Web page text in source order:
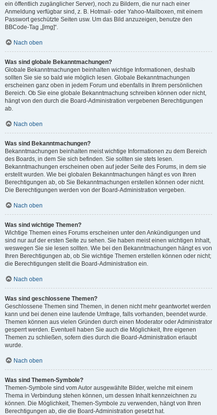
ein öffentlich zugänglicher Server), noch zu Bildern, die nur nach einer
Anmeldung verfügbar sind, z. B. Hotmail- oder Yahoo-Mailboxen, mit einem
Passwort geschützte Seiten usw. Um das Bild anzuzeigen, benutze den
BBCode-Tag „[img]“.
Nach oben
Was sind globale Bekanntmachungen?
Globale Bekanntmachungen beinhalten wichtige Informationen, deshalb
sollten Sie sie so bald wie möglich lesen. Globale Bekanntmachungen
erscheinen ganz oben in jedem Forum und ebenfalls in Ihrem persönlichen
Bereich. Ob Sie eine globale Bekanntmachung schreiben können oder nicht,
hängt von den durch die Board-Administration vergebenen Berechtigungen
ab.
Nach oben
Was sind Bekanntmachungen?
Bekanntmachungen beinhalten meist wichtige Informationen zu dem Bereich
des Boards, in dem Sie sich befinden. Sie sollten sie stets lesen.
Bekanntmachungen erscheinen oben auf jeder Seite des Forums, in dem sie
erstellt wurden. Wie bei globalen Bekanntmachungen hängt es von Ihren
Berechtigungen ab, ob Sie Bekanntmachungen erstellen können oder nicht.
Die Berechtigungen werden von der Board-Administration vergeben.
Nach oben
Was sind wichtige Themen?
Wichtige Themen eines Forums erscheinen unter den Ankündigungen und
sind nur auf der ersten Seite zu sehen. Sie haben meist einen wichtigen Inhalt,
weswegen Sie sie lesen sollten. Wie bei den Bekanntmachungen hängt es von
Ihren Berechtigungen ab, ob Sie wichtige Themen erstellen können oder nicht;
die Berechtigungen stellt die Board-Administration ein.
Nach oben
Was sind geschlossene Themen?
Geschlossene Themen sind Themen, in denen nicht mehr geantwortet werden
kann und bei denen eine laufende Umfrage, falls vorhanden, beendet wurde.
Themen können aus vielen Gründen durch einen Moderator oder Administrator
gesperrt werden. Eventuell haben Sie auch die Möglichkeit, Ihre eigenen
Themen zu schließen, sofern dies durch die Board-Administration erlaubt
wurde.
Nach oben
Was sind Themen-Symbole?
Themen-Symbole sind vom Autor ausgewählte Bilder, welche mit einem
Thema in Verbindung stehen können, um dessen Inhalt kennzeichnen zu
können. Die Möglichkeit, Themen-Symbole zu verwenden, hängt von Ihren
Berechtigungen ab, die die Board-Administration gesetzt hat.